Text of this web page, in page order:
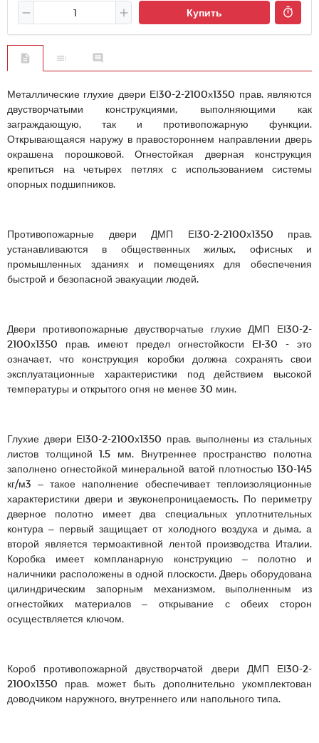
Купить
Металлические глухие двери ЕІ30-2-2100х1350 прав. являются
двустворчатыми конструкциями, выполняющими как
заграждающую, так и противопожарную функции.
Открывающаяся наружу в правостороннем направлении дверь
окрашена порошковой. Огнестойкая дверная конструкция
крепиться на четырех петлях с использованием системы
опорных подшипников.
Противопожарные двери ДМП ЕІ30-2-2100х1350 прав.
устанавливаются в общественных жилых, офисных и
промышленных зданиях и помещениях для обеспечения
быстрой и безопасной эвакуации людей.
Двери противопожарные двустворчатые глухие ДМП ЕІ30-2-
2100х1350 прав. имеют предел огнестойкости EI-30 - это
означает, что конструкция коробки должна сохранять свои
эксплуатационные характеристики под действием высокой
температуры и открытого огня не менее 30 мин.
Глухие двери ЕІ30-2-2100х1350 прав. выполнены из стальных
листов толщиной 1.5 мм. Внутреннее пространство полотна
заполнено огнестойкой минеральной ватой плотностью 130-145
кг/м3 – такое наполнение обеспечивает теплоизоляционные
характеристики двери и звуконепроницаемость. По периметру
дверное полотно имеет два специальных уплотнительных
контура – первый защищает от холодного воздуха и дыма, а
второй является термоактивной лентой производства Италии.
Коробка имеет компланарную конструкцию – полотно и
наличники расположены в одной плоскости. Дверь оборудована
цилиндрическим запорным механизмом, выполненным из
огнестойких материалов – открывание с обеих сторон
осуществляется ключом.
Короб противопожарной двустворчатой двери ДМП ЕІ30-2-
2100х1350 прав. может быть дополнительно укомплектован
доводчиком наружного, внутреннего или напольного типа.